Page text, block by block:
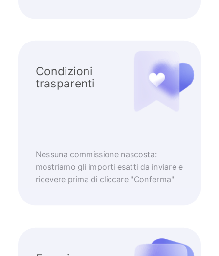
Condizioni
trasparenti
Nessuna commissione nascosta:
mostriamo gli importi esatti da inviare e
ricevere prima di cliccare "Conferma"